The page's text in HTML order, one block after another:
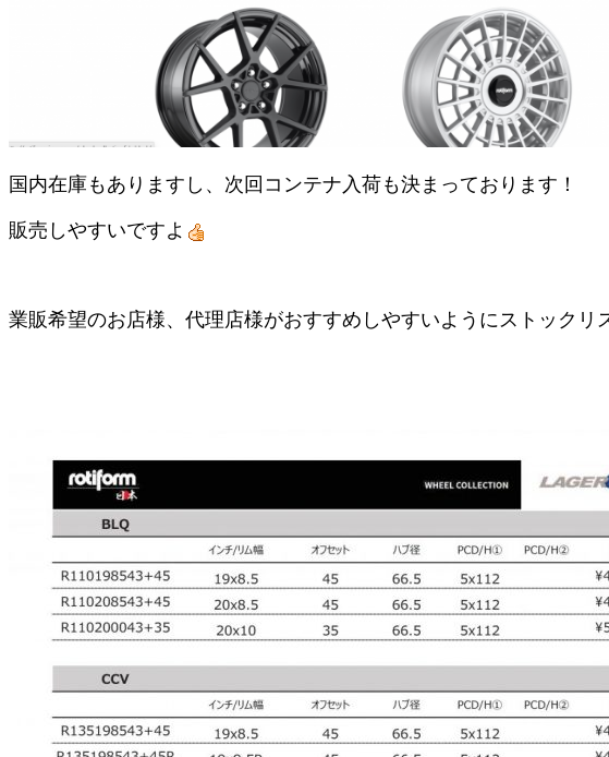
国内在庫もありますし、次回コンテナ入荷も決まっております！
販売しやすいですよ
業販希望のお店様、代理店様がおすすめしやすいようにストック